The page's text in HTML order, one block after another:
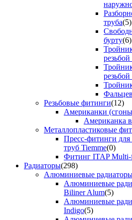
труба(5)
бурту(6)
Резьбовые фитинги(12)
Американки
Американка
Металлопластиковые
Пресс-фитинги для
труб Tiemme(0)
Фитинг ITAP Multi-
Радиаторы(298)
Алюминиевые
Алюминиевые
Biliner Alum(5)
Алюминиевые
Indigo(5)